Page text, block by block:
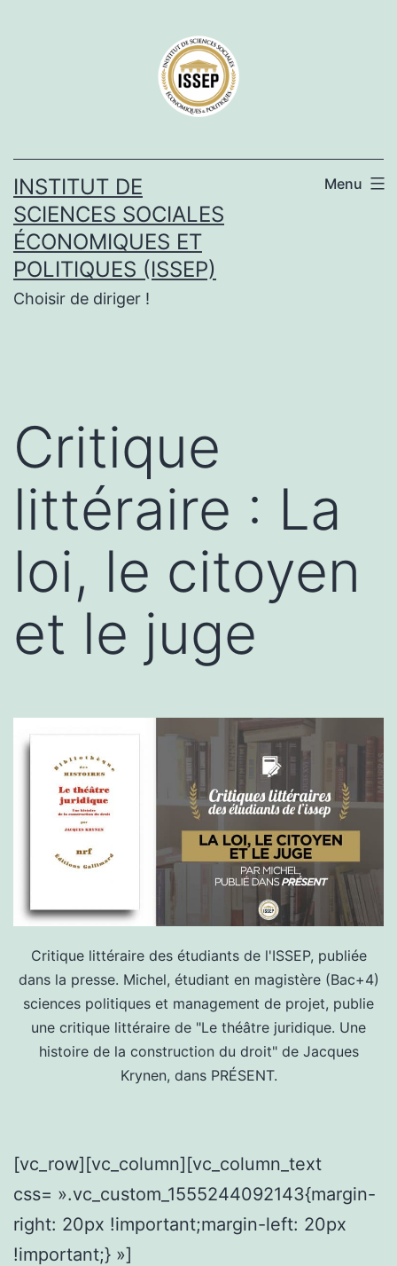
INSTITUT DE
SCIENCES SOCIALES
ÉCONOMIQUES ET
POLITIQUES (ISSEP)
Choisir de diriger !
Menu
Critique
littéraire : La
loi, le citoyen
et le juge
Critique littéraire des étudiants de l'ISSEP, publiée
dans la presse. Michel, étudiant en magistère (Bac+4)
sciences politiques et management de projet, publie
une critique littéraire de "Le théâtre juridique. Une
histoire de la construction du droit" de Jacques
Krynen, dans PRÉSENT.
[vc_row][vc_column][vc_column_text
css= ».vc_custom_1555244092143{margin-
right: 20px !important;margin-left: 20px
!important;} »]